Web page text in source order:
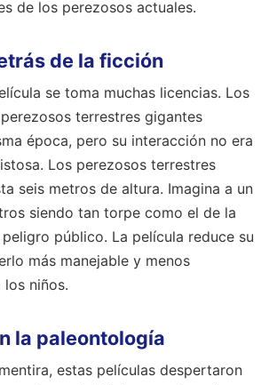
de los perezosos actuales.
de la ficción
se toma muchas licencias. Los
terrestres gigantes
época, pero su interacción no era
Los perezosos terrestres
seis metros de altura. Imagina a un
siendo tan torpe como el de la
público. La película reduce su
más manejable y menos
los niños.
la paleontología
estas películas despertaron